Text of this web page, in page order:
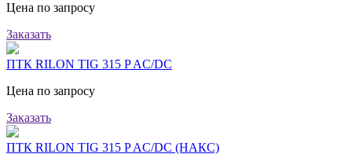
Цена по запросу
Заказать
ПТК RILON TIG 315 P AC/DC
Цена по запросу
Заказать
ПТК RILON TIG 315 P AC/DC (НАКС)